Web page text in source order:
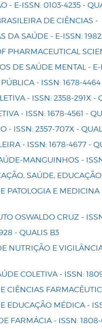
- E-ISSN: 0103-4235 -
DE CIÊNCIAS
DA SAÚDE - E-ISSN:
PHARMACEUTICAL
DE SAÚDE MENTAL -
- ISSN: 1678-4464
- ISSN: 2358-291X -
- ISSN: 1678-4561 -
- ISSN: 2357-707X -
- ISSN: 1678-4677 -
MANGUINHOS -
SAÚDE,
PATOLOGIA E
OSWALDO CRUZ -
- QUALIS B3
NUTRIÇÃO E
COLETIVA - ISSN:
CIÊNCIAS
EDUCAÇÃO MÉDICA -
FARMÁCIA - ISSN: